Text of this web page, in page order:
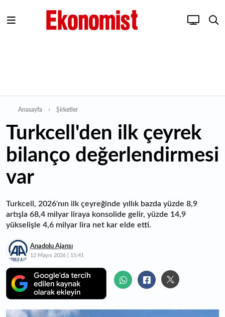
Anasayfa Şirketler
Turkcell'den ilk çeyrek
bilanço değerlendirmesi
var
Turkcell, 2026'nın ilk çeyreğinde yıllık bazda yüzde 8,9
artışla 68,4 milyar liraya konsolide gelir, yüzde 14,9
yükselişle 4,6 milyar lira net kar elde etti.
Anadolu Ajansı
12 Mayıs 2026 | 15:41